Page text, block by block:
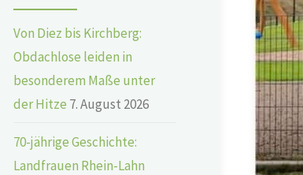
Von Diez bis Kirchberg:
Obdachlose leiden in
besonderem Maße unter
der Hitze 7. August 2026
70-jährige Geschichte:
Landfrauen Rhein-Lahn